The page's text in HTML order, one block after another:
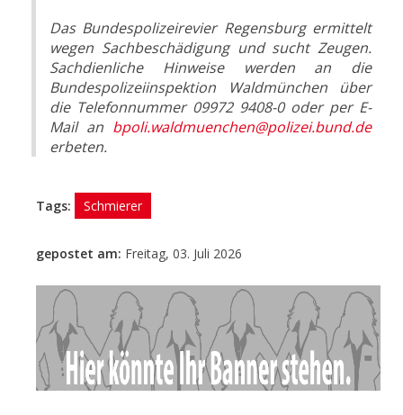
Das Bundespolizeirevier Regensburg ermittelt
wegen Sachbeschädigung und sucht Zeugen.
Sachdienliche Hinweise werden an die
Bundespolizeiinspektion Waldmünchen über
die Telefonnummer 09972 9408-0 oder per E-
Mail an bpoli.waldmuenchen@polizei.bund.de
erbeten.
Tags: Schmierer
gepostet am: Freitag, 03. Juli 2026
- Anzeige -